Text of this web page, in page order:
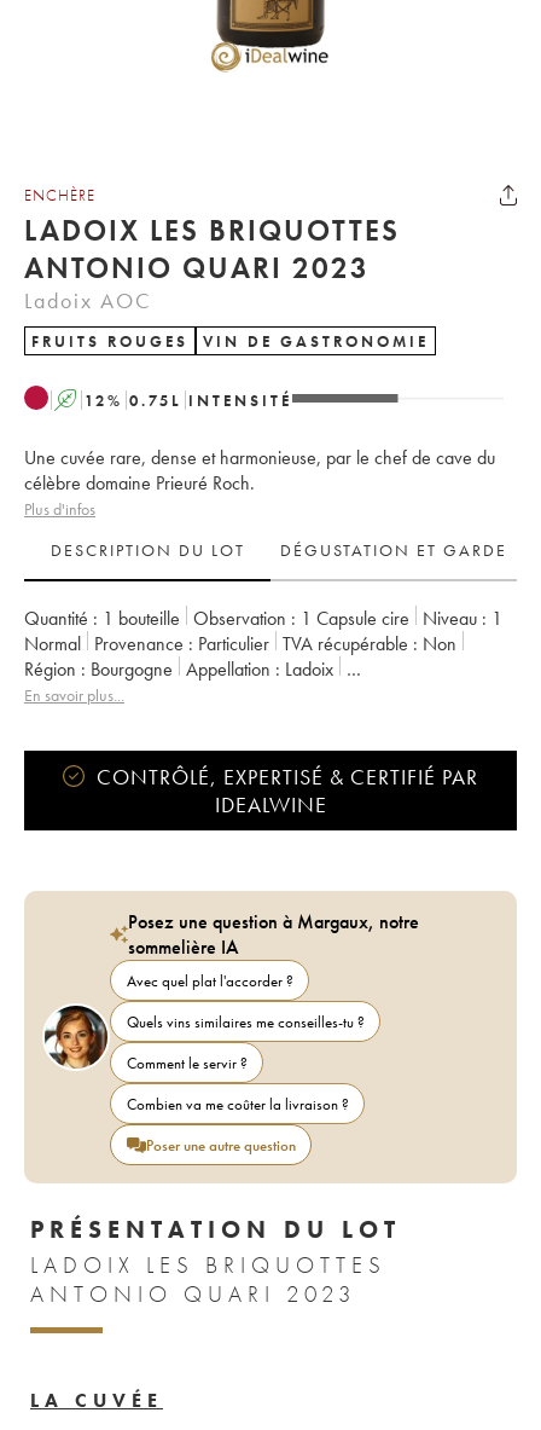
ENCHÈRE
LADOIX LES BRIQUOTTES
ANTONIO QUARI 2023
Ladoix AOC
FRUITS ROUGES VIN DE GASTRONOMIE
A 12% 0.75 L INTENSITÉ
Une cuvée rare, dense et harmonieuse, par le chef de cave du
célèbre domaine Prieuré Roch.
Plus d'infos
DESCRIPTION DU LOT
DÉGUSTATION ET GARDE
Quantité : 1 bouteille Observation : 1 Capsule cire Niveau : 1
Normal
Provenance : particulier TVA récupérable :
non
Région :
Bourgogne Appellation : Ladoix
Propriétaire :
En savoir plus...
CONTRÔLÉ, EXPERTISÉ & CERTIFIÉ PAR
IDEALWINE
Posez une question à Margaux, notre
sommelière IA
Avec quel plat l'accorder ?
Quels vins similaires me conseilles-tu ?
Comment le servir ?
Combien va me coûter la livraison ?
Poser une autre question
PRÉSENTATION DU LOT
LADOIX LES BRIQUOTTES
ANTONIO QUARI 2023
LA CUVÉE